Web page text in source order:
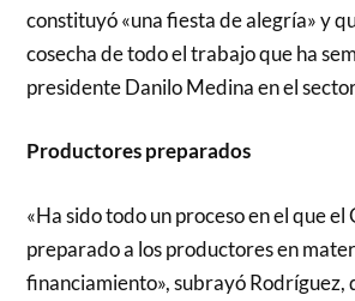
constituyó «una fiesta de alegría» y
cosecha de todo el trabajo que ha
presidente Danilo Medina en el
Productores preparados
«Ha sido todo un proceso en el que el
preparado a los productores en
financiamiento», subrayó Rodríguez,